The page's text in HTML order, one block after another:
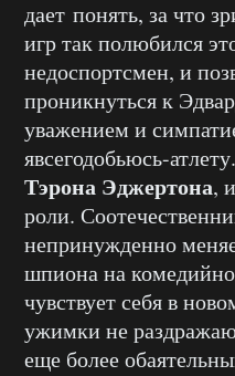
дает понять, за что
игр так полюбился
недоспортсмен, и
проникнуться к
уважением и
явсегодобьюсь-
Тэрона Эджертона,
роли.
непринужденно
шпиона на
чувствует себя в
ужимки не
еще более